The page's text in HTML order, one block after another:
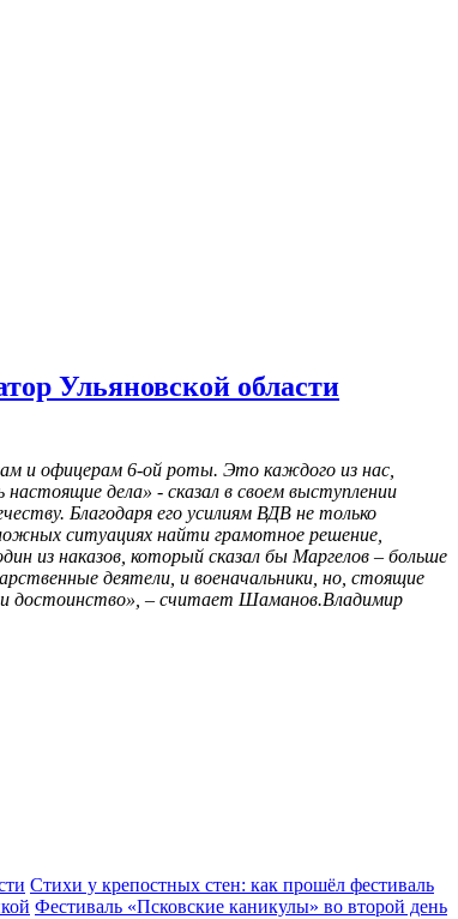
Ульяновской области
и офицерам 6-ой роты. Это каждого из нас,
дела» - сказал в своем выступлении
Благодаря его усилиям ВДВ не только
ситуациях найти грамотное решение,
из наказов, который сказал бы Маргелов – больше
деятели, и военачальники, но, стоящие
достоинство», – считает Шаманов.Владимир
Стихи у крепостных стен: как прошёл фестиваль
Фестиваль «Псковские каникулы» во второй день